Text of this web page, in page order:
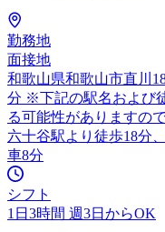
勤務地
面接地
和歌山県和歌山市直川
分 ※下記の駅名および
る可能性がありますの
六十谷駅より徒歩18分
車8分
シフト
1日3時間 週3日からOK